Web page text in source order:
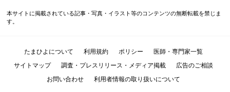
本サイトに掲載されている記事・写真・イラスト等のコンテンツの無断転載を禁じま
す。
たまひよについて 利用規約 ポリシー
医師・専門家一覧
サイトマップ
調査・プレスリリース・メディア掲載
広告のご相談
お問い合わせ
利用者情報の取り扱いについて